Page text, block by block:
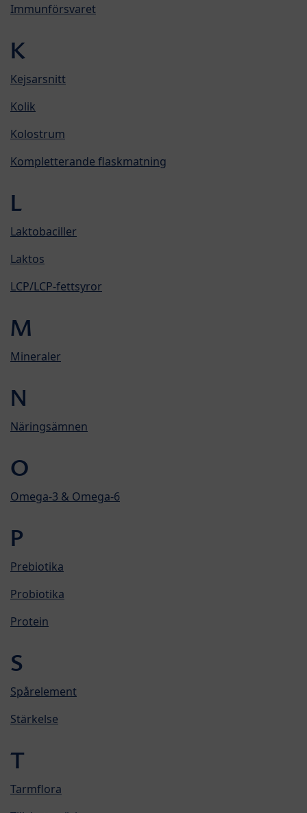
Immunförsvaret
K
Kejsarsnitt
Kolik
Kolostrum
Kompletterande flaskmatning
L
Laktobaciller
Laktos
LCP/LCP-fettsyror
M
Mineraler
N
Näringsämnen
O
Omega-3 & Omega-6
P
Prebiotika
Probiotika
Protein
S
Spårelement
Stärkelse
T
Tarmflora